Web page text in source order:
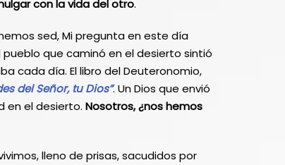
con la vida del otro.
sed, Mi pregunta en este día
pueblo que caminó en el desierto sintió
cada día. El libro del Deuteronomio,
del Señor, tu Dios”. Un Dios que envió
en el desierto. Nosotros, ¿nos hemos
lleno de prisas, sacudidos por